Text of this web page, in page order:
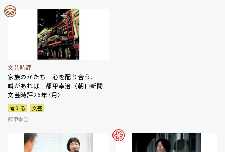
文芸時評
家族のかたち 心を配り合う、一
瞬があれば 都甲幸治〈朝日新聞
文芸時評26年7月〉
考える
文芸
都甲幸治